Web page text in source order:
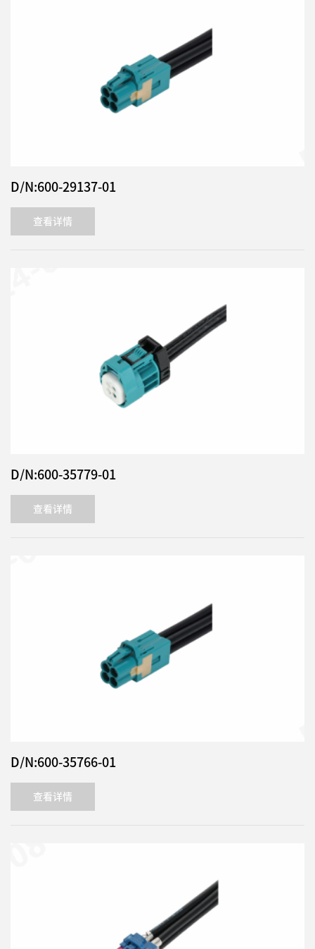
D/N:600-29137-01
查看详情
D/N:600-35779-01
查看详情
D/N:600-35766-01
查看详情